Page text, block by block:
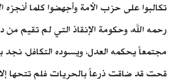
تكالبوا على حزب الأمة وأجهضوا كلما أنجزه
رحمه الله، وحكومة الإنقاذ التي لم تقيم من
مجتمعاً يحكمه العدل، ويسوده التكافل، نجد
قحت قد ضاقت ذرعاً بالحريات فلم تتحها إلاّ